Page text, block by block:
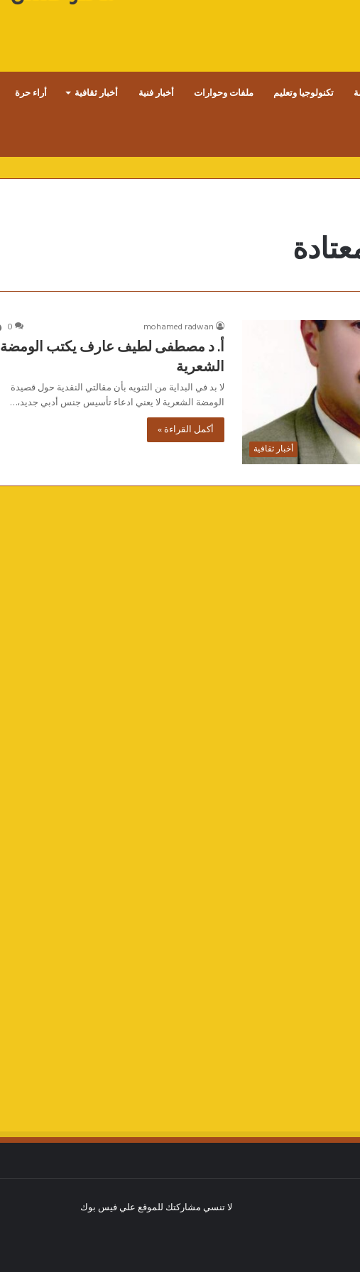
تكنولوجيا وتعليم ملفات وحوارات أخبار فنية أخبار ثقافية أراء حرة
أخبار ثقافية
mohamed radwan
0
أ. د مصطفى لطيف عارف يكتب الومضة
الشعرية
لا بد في البداية من التنويه بأن مقالتي النقدية حول قصيدة
الومضة الشعرية لا يعني ادعاء تأسيس جنس أدبي جديد،…
أكمل القراءة »
لا تنسي مشاركتك للموقع علي فيس بوك